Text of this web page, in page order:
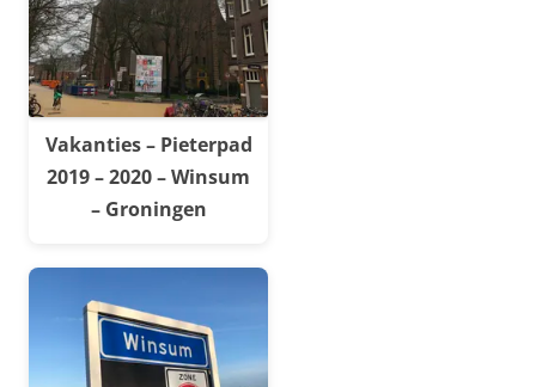
Vakanties – Pieterpad
2019 – 2020 – Winsum
– Groningen